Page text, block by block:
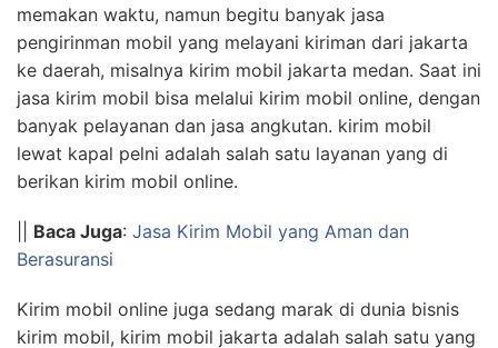
memakan waktu, namun begitu banyak jasa
pengirinman mobil yang melayani kiriman dari jakarta
ke daerah, misalnya kirim mobil jakarta medan. Saat ini
jasa kirim mobil bisa melalui kirim mobil online, dengan
banyak pelayanan dan jasa angkutan. kirim mobil
lewat kapal pelni adalah salah satu layanan yang di
berikan kirim mobil online.
Baca Juga: Jasa Kirim Mobil yang Aman dan
Berasuransi
Kirim mobil online juga sedang marak di dunia bisnis
kirim mobil, kirim mobil jakarta adalah salah satu yang